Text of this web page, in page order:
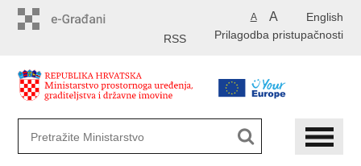
English
A A
Prilagodba pristupačnosti
RSS